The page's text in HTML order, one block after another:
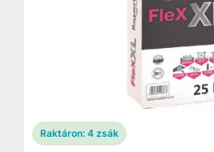
Raktáron: 4 zsák